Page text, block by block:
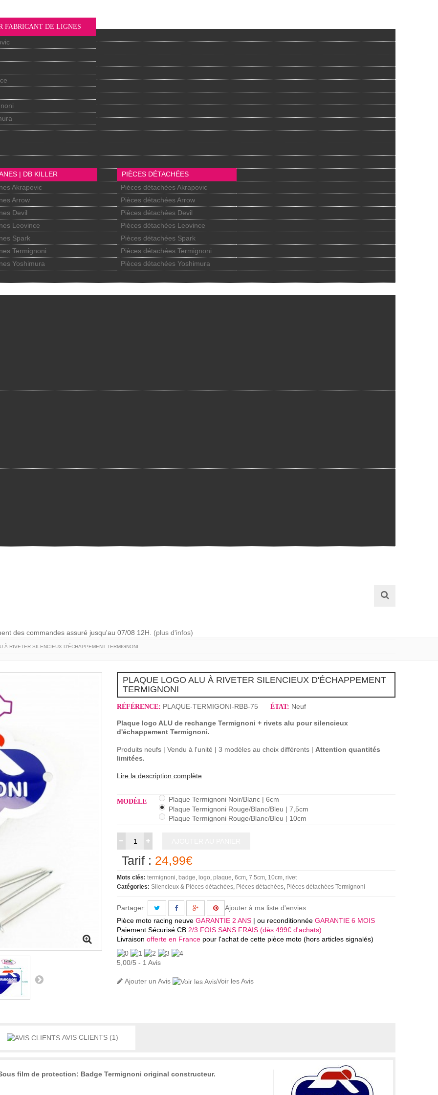
FABRICANT DE LIGNES
| DB KILLER
Akrapovic
Arrow
Devil
Leovince
Spark
Termignoni
Yoshimura
PIÈCES DÉTACHÉES
Pièces détachées Akrapovic
Pièces détachées Arrow
Pièces détachées Devil
Pièces détachées Leovince
Pièces détachées Spark
Pièces détachées Termignoni
Pièces détachées Yoshimura
des commandes assuré jusqu'au 07/08 12H. (plus d'infos)
À RIVETER SILENCIEUX D'ÉCHAPPEMENT TERMIGNONI
PLAQUE LOGO ALU À RIVETER SILENCIEUX D'ÉCHAPPEMENT
TERMIGNONI
RÉFÉRENCE: PLAQUE-TERMIGONI-RBB-75 ÉTAT: Neuf
Plaque logo ALU de rechange Termignoni + rivets alu pour silencieux
d'échappement Termignoni.
Produits neufs | Vendu à l'unité | 3 modèles au choix différents | Attention quantités
limitées.
Lire la description complète
MODÈLE
Plaque Termignoni Noir/Blanc | 6cm
Plaque Termignoni Rouge/Blanc/Bleu | 7,5cm
Plaque Termignoni Rouge/Blanc/Bleu | 10cm
Tarif : 24,99€
Mots clés: termignoni badge logo plaque 6cm 7.5cm 10cm rivet
Catégories: Silencieux & Pièces détachées Pièces détachées Pièces détachées Termignoni
Partager:
Ajouter à ma liste d'envies
Pièce moto racing neuve GARANTIE 2 ANS | ou reconditionnée GARANTIE 6 MOIS
Paiement Sécurisé CB 2/3 FOIS SANS FRAIS (dès 499€ d'achats)
Livraison offerte en France pour l'achat de cette pièce moto (hors articles signalés)
5,00/5 - 1 Avis
Ajouter un Avis Voir les Avis
AVIS CLIENTS (1)
film de protection: Badge Termignoni original constructeur.